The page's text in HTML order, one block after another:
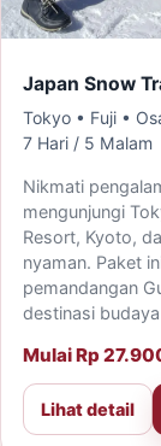
Japan Snow
Tokyo • Fuji •
7 Hari / 5 Malam
Nikmati
mengunjungi
Resort, Kyoto,
nyaman. Paket
pemandangan
destinasi
Mulai Rp
Lihat detail